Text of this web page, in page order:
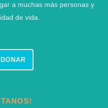
a muchas más personas y
de vida.